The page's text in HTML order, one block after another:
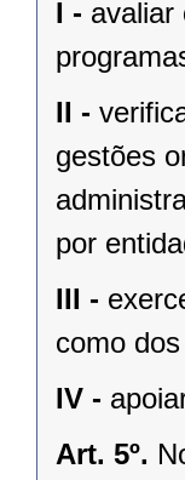
I - avaliar
II -
gestões
por
III -
como
IV -
Art. 5º.